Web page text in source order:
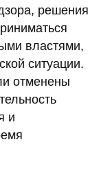
решения
властями,
ситуации.
отменены
и